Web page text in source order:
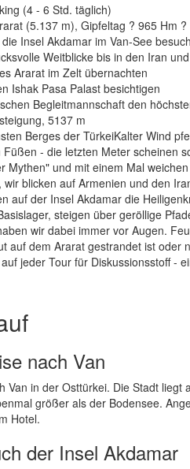
(4 - 6 Std. täglich)
(5.137 m), Gipfeltag ? 965 Hm
Insel Akdamar im Van-See
Weitblicke bis in den Iran
Ararat im Zelt übernachten
Ishak Pasa Palast besichtigen
Begleitmannschaft den
m
Berges der TürkeiKalter Wind
- die letzten Meter scheinen
Mythen" und mit einem Mal
blicken auf Armenien und den
auf der Insel Akdamar die
steigen über geröllige
wir dabei immer vor Augen.
auf dem Ararat gestrandet ist
jeder Tour für Diskussionsstoff -
nach Van
Van in der Osttürkei. Die Stadt
größer als der Bodensee.
Hotel.
der Insel Akdamar